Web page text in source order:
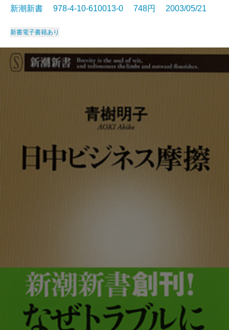
新潮新書 978-4-10-610013-0 748円 2003/05/21
新書電子書籍あり